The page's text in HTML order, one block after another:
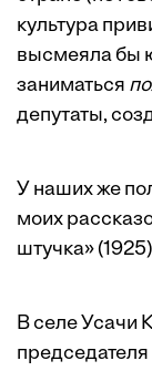
культура
высмеяла бы
заниматься
депутаты,
У наших же
моих
штучка»
В селе Усачи